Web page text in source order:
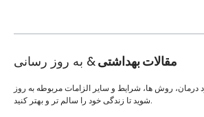
مقالات بهداشتی& به روز رسانی
درمان، روش ها، شرایط و سایر الزامات مربوطه به روز
شوید تا زندگی خود را سالم تر و بهتر کنید.